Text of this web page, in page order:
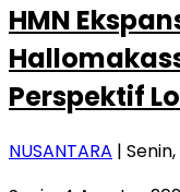
HMN
Perspektif
NUSANTARA |